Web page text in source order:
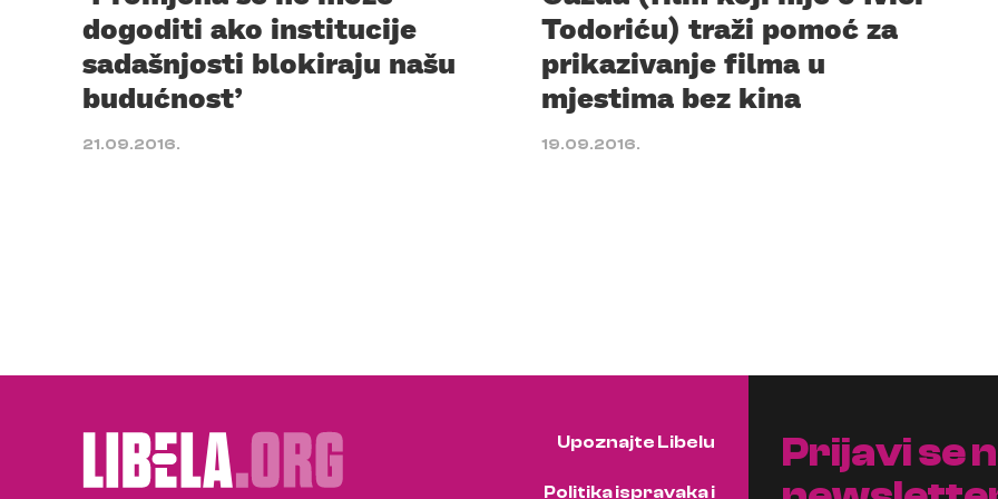
dogoditi ako institucije
sadašnjosti blokiraju našu
budućnost’
21.09.2016.
Todoriću) traži pomoć za
prikazivanje filma u
mjestima bez kina
19.09.2016.
Upoznajte Libelu
Politika ispravaka i
Prijavi se